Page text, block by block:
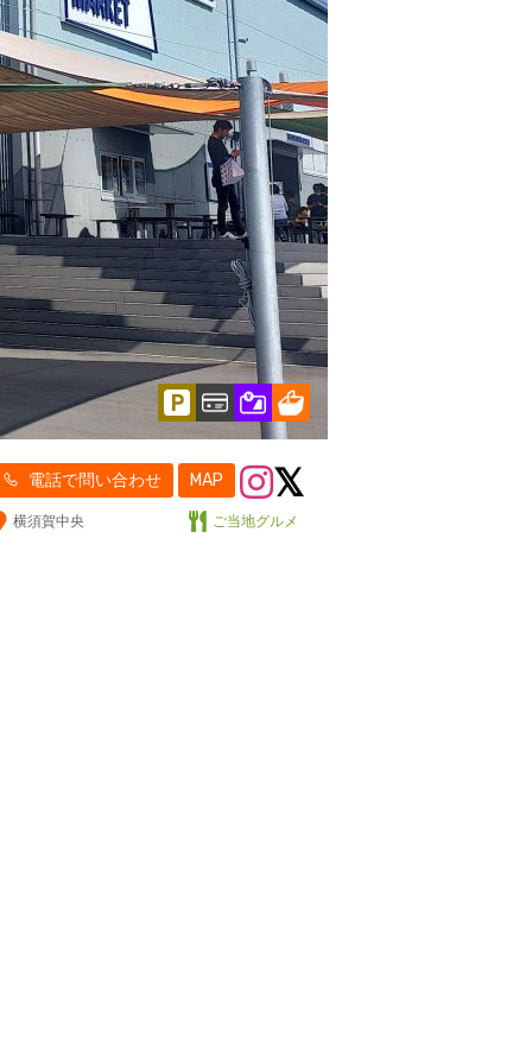
電話で問い合わせ MAP
横須賀中央 ご当地グルメ